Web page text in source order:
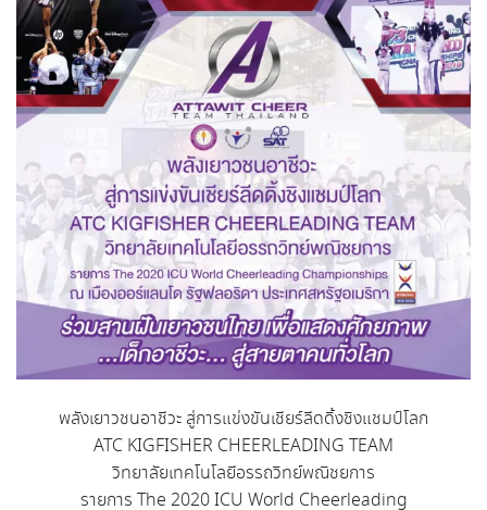
พลังเยาวชนอาชีวะ สู่การแข่งขันเชียร์ลีดดิ้งชิงแชมป์โลก
ATC KIGFISHER CHEERLEADING TEAM
วิทยาลัยเทคโนโลยีอรรถวิทย์พณิชยการ
รายการ The 2020 ICU World Cheerleading